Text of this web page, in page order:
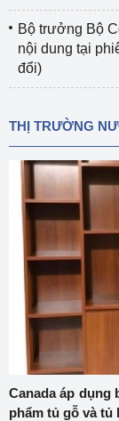
Bộ trưởng Bộ
nội dung tại
đổi)
THỊ TRƯỜNG
Canada áp dụng
phẩm tủ gỗ và tủ